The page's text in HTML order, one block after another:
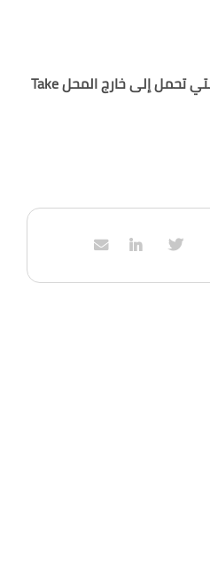
أماكن تقديم الوجبات التي تحمل إلى خارج المحل Take